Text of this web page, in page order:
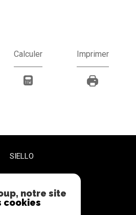
Calculer Imprimer
SIELLO
PLEYEL BUREAU 3
notre site
cookies